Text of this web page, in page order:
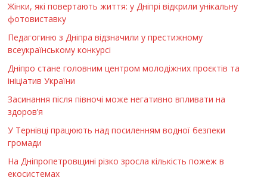
Жінки, які повертають життя: у Дніпрі відкрили унікальну
фотовиставку
Педагогиню з Дніпра відзначили у престижному
всеукраїнському конкурсі
Дніпро стане головним центром молодіжних проєктів та
ініціатив України
Засинання після півночі може негативно впливати на
здоров’я
У Тернівці працюють над посиленням водної безпеки
громади
На Дніпропетровщині різко зросла кількість пожеж в
екосистемах